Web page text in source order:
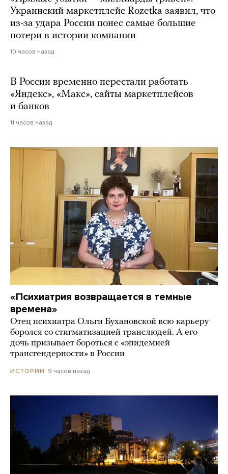
Украинский маркетплейс Rozetka заявил, что
из-за удара России понес самые большие
потери в истории компании
10 часов назад
В России временно перестали работать
«Яндекс», «Макс», сайты маркетплейсов
и банков
11 часов назад
«Психиатрия возвращается в темные
времена»
Отец психиатра Ольги Бухановской всю карьеру
боролся со стигматизацией транслюдей. А его
дочь призывает бороться с «эпидемией
трансгендерности» в России
ИСТОРИИ 9 часов назад